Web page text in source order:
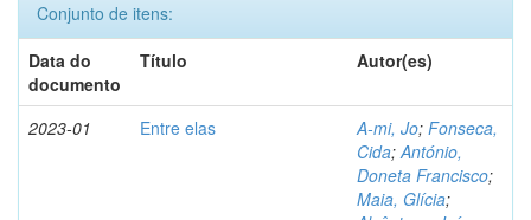
Conjunto de itens:
Data do
documento
Título Autor(es)
2023-01 Entre elas A-mi, Jo; Fonseca,
Cida;António,
Doneta Francisco;
Maia, Glícia;